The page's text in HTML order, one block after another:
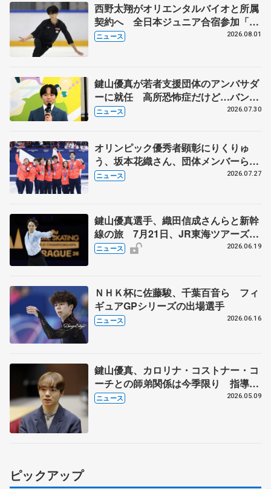
西野太翔がオリエンタルバイオと所属
契約へ 全日本ジュニア合宿参加「結
果残していかないと」 講師はジェー
ニュース 2026.08.01
鍵山優真が若者支援団体のアンバサダ
ーに就任 高所恐怖症だけど…バンジ
ージャンプに挑戦も？
ニュース 2026.07.30
オリンピック優秀者顕彰にりくりゅ
う、坂本花織さん、団体メンバーら
8月7日に文科省が表彰式、ブルーノ・
ニュース 2026.07.27
鍵山優真選手、織田信成さんらと新幹
線の旅 7月21日、JR東海ツアーズが
「THE REVUE ON SHINKANSEN」
ニュース 2026.06.19
ＮＨＫ杯に佐藤駿、千葉百音ら フィ
ギュアGPシリーズの出場選手
ニュース 2026.06.16
鍵山優真、カロリナ・コストナー・コ
ーチとの師弟関係は今季限り 指導に
感謝「表現の意識変わった」
ニュース 2026.05.09
ピックアップ